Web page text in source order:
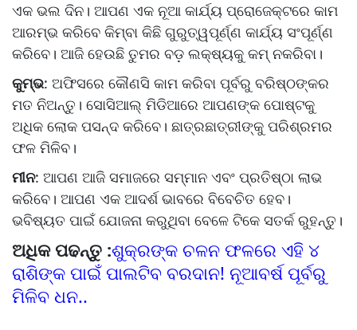
ଏକ ଭଲ ଦିନ। ଆପଣ ଏକ ନୂଆ କାର୍ଯ୍ୟ ପ୍ରୋଜେକ୍ଟରେ କାମ
ଆରମ୍ଭ କରିବେ କିମ୍ବା କିଛି ଗୁରୁତ୍ୱପୂର୍ଣ୍ଣ କାର୍ଯ୍ୟ ସଂପୂର୍ଣ୍ଣ
କରିବେ। ଆଜି ହେଉଛି ତୁମର ବଡ଼ ଲକ୍ଷ୍ୟକୁ କମ୍ ନକରିବା।
କୁମ୍ଭ: ଅଫିସରେ କୌଣସି କାମ କରିବା ପୂର୍ବରୁ ବରିଷ୍ଠଙ୍କର
ମତ ନିଅନ୍ତୁ। ସୋସିଆଲ୍ ମିଡିଆରେ ଆପଣଙ୍କ ପୋଷ୍ଟକୁ
ଅଧିକ ଲୋକ ପସନ୍ଦ କରିବେ। ଛାତ୍ରଛାତ୍ରୀଙ୍କୁ ପରିଶ୍ରମର
ଫଳ ମିଳିବ।
ମୀନ: ଆପଣ ଆଜି ସମାଜରେ ସମ୍ମାନ ଏବଂ ପ୍ରତିଷ୍ଠା ଲାଭ
କରିବେ। ଆପଣ ଏକ ଆଦର୍ଶ ଭାବରେ ବିବେଚିତ ହେବ।
ଭବିଷ୍ୟତ ପାଇଁ ଯୋଜନା କରୁଥିବା ବେଳେ ଟିକେ ସତର୍କ ରୁହନ୍ତୁ।
ଅଧିକ ପଢନ୍ତୁ :ଶୁକ୍ରଙ୍କ ଚଳନ ଫଳରେ ଏହି ୪
ରାଶିଙ୍କ ପାଇଁ ପାଲଟିବ ବରଦାନ! ନୂଆବର୍ଷ ପୂର୍ବରୁ
ମିଳିବ ଧନ..